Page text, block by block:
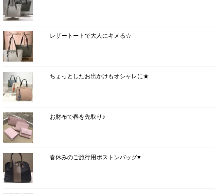
レザートートで大人にキメる☆
ちょっとしたお出かけもオシャレに★
お財布で春を先取り♪
春休みのご旅行用ボストンバッグ♥